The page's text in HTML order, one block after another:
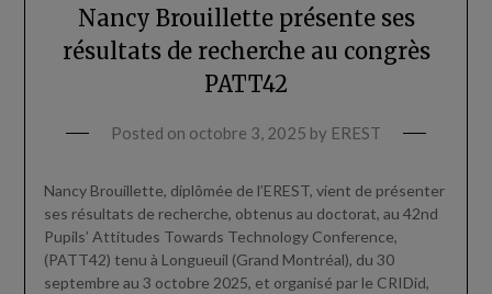
Nancy Brouillette présente ses
résultats de recherche au congrès
PATT42
Posted on octobre 3, 2025 by EREST
Nancy Brouillette, diplômée de l’EREST, vient de présenter
ses résultats de recherche, obtenus au doctorat, au 42nd
Pupils’ Attitudes Towards Technology Conference,
(PATT42) tenu à Longueuil (Grand Montréal), du 30
septembre au 3 octobre 2025, et organisé par le CRIDid,